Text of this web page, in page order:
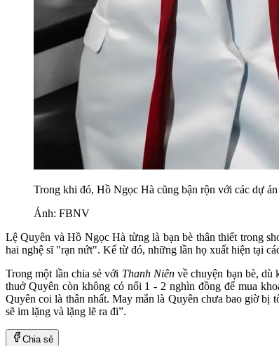
Trong khi đó, Hồ Ngọc Hà cũng bận rộn với các dự
Ảnh: FBNV
Lệ Quyên và Hồ Ngọc Hà từng là bạn bè thân thiết trong
hai nghệ sĩ "rạn nứt". Kể từ đó, những lần họ xuất hiện tại
Trong một lần chia sẻ với Thanh Niên về chuyện bạn bè,
thuở Quyên còn không có nổi 1 - 2 nghìn đồng để mua
Quyên coi là thân nhất. May mắn là Quyên chưa bao giờ bị
sẽ im lặng và lặng lẽ ra đi”.
Chia sẻ